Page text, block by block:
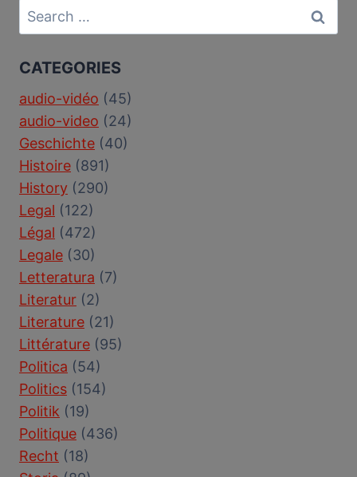
Search
for:
CATEGORIES
audio-vidéo (45)
audio-video (24)
Geschichte (40)
Histoire (891)
History (290)
Legal (122)
Légal (472)
Legale (30)
Letteratura (7)
Literatur (2)
Literature (21)
Littérature (95)
Politica (54)
Politics (154)
Politik (19)
Politique (436)
Recht (18)